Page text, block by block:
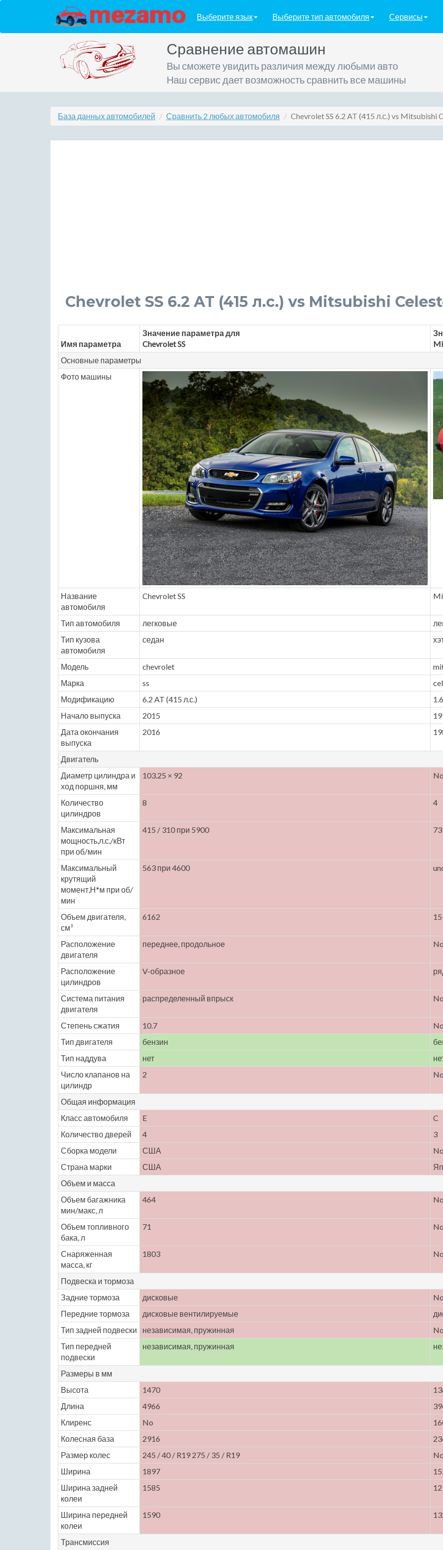
Выберите язык Выберите тип автомобиля Сервисы
Сравнение автомашин
Вы сможете увидить различия между любыми авто
Наш сервис дает возможность сравнить все машины
База данных автомобилей Сравнить 2 любых автомобиля Chevrolet SS 6.2 AT (415 л.с.) vs Mitsubishi
Chevrolet SS 6.2 AT (415 л.с.) vs Mitsubishi
Имя параметра
Значение параметра для
Chevrolet SS
Основные параметры
Фото машины
Название
автомобиля
Chevrolet SS
Тип автомобиля легковые
Тип кузова
автомобиля
седан
Модель chevrolet
Марка
ss
Модификацию
6.2 AT (415 л.с.)
Начало выпуска
2015
Дата окончания
выпуска
2016
Двигатель
Диаметр цилиндра и
ход поршня, мм
103.25 × 92 No
Количество
цилиндров
8 4
Максимальная
мощность,л.с./кВт
при об/мин
415 / 310 при 5900
Максимальный
крутящий
момент,Н*м при об/
мин
563 при 4600
Объем двигателя,
см³
6162
Расположение
двигателя
переднее, продольное No
Расположение
цилиндров
V-образное
Система питания
двигателя
распределенный впрыск No
Степень сжатия 10.7
No
Тип двигателя
бензин
Тип наддува
нет
Число клапанов на
цилиндр
2 No
Общая информация
Класс автомобиля
E
C
Количество дверей
4
3
Сборка модели
США
No
Страна марки
США
Объем и масса
Объем багажника
мин/макс, л
464 No
Объем топливного
бака, л
71 No
Снаряженная
масса, кг
1803 No
Подвеска и тормоза
Задние тормоза
дисковые
No
Передние тормоза
дисковые вентилируемые
Тип задней подвески
независимая, пружинная
No
Тип передней
подвески
независимая, пружинная
Размеры в мм
Высота
1470
Длина
4966
Клиренс
No
Колесная база
2916
Размер колес
245 / 40 / R19 275 / 35 / R19
No
Ширина
1897
Ширина задней
колеи
1585
Ширина передней
колеи
1590
Трансмиссия